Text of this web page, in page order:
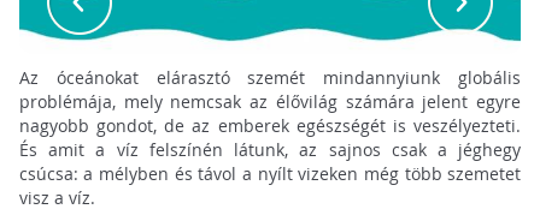
Az óceánokat elárasztó szemét mindannyiunk globális
problémája, mely nemcsak az élővilág számára jelent egyre
nagyobb gondot, de az emberek egészségét is veszélyezteti.
És amit a víz felszínén látunk, az sajnos csak a jéghegy
csúcsa: a mélyben és távol a nyílt vizeken még több szemetet
visz a víz.